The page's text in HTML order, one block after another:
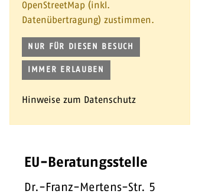
OpenStreetMap (inkl.
Datenübertragung) zustimmen.
NUR FÜR DIESEN BESUCH
IMMER ERLAUBEN
Hinweise zum Datenschutz
EU-Beratungsstelle
Dr.-Franz-Mertens-Str. 5